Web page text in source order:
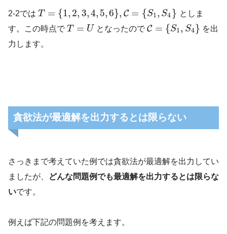
2-2では T = {1 , 2, 3,4, 5,6}, C = {S1, S4} としま
す。この時点で T = U となったのでC = {S1, S4} を出
力します。
貪欲法が最適解を出力するとは限らない
さっきまで考えていた例では貪欲法が最適解を出力してい
ましたが、
どんな問題例でも最適解を出力するとは限らな
いです。
例えば下記の問題例を考えます。